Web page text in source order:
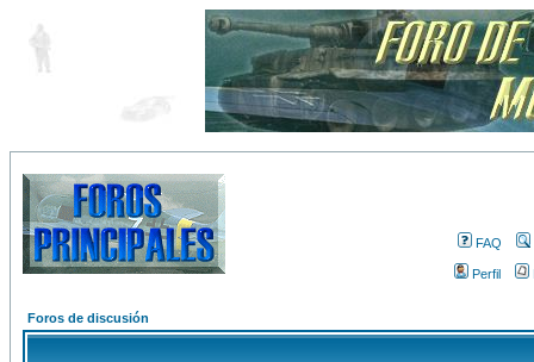
FAQ
Perfil
Foros de discusión